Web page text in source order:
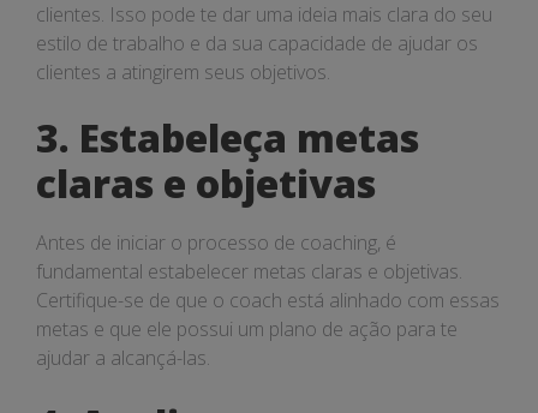
clientes. Isso pode te dar uma ideia mais clara do seu
estilo de trabalho e da sua capacidade de ajudar os
clientes a atingirem seus objetivos.
3. Estabeleça metas
claras e objetivas
Antes de iniciar o processo de coaching, é
fundamental estabelecer metas claras e objetivas.
Certifique-se de que o coach está alinhado com essas
metas e que ele possui um plano de ação para te
ajudar a alcançá-las.